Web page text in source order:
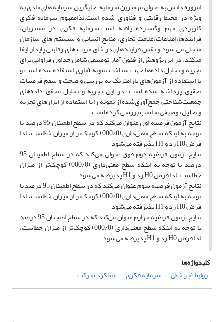
امروزه دانش به عنوان مهمترین سرمایه، جایگزین سرمایه های مادی به
ویژه در محیط رقابتی و فناوری شده است.لذامفهوم سرمایه فکری
کاربردی مهم وگسترده یافته است.سرمایه فکری در مشتریان،
فرایندها،اطلاعات،علامت تجاری، منابع انسانی و سیستم های سازمان
متجلی می شود و نقش فزایندهای در خلق مزیت های رقابتی پایدار ایفا
میکند. در این پژوهش از فنون آمار توصیفی شامل جداول فراوانی برای
تجزیه و تحلیل داده‌ها جهت شناخت نمونه آماری استفاده شده است و
با استفاده از آزمون‌های پارامتریک به بررسی و صحت و سقم فرضیات
تحقیق پرداخته شده است. در این تجزیه و تحلیل محقق داده‌های
جمعیت‌شناختی جمع‌آوری‌شده از نمونه را با استفاده از ابزارهای تجزیه
و تحلیل توصیفی مناسب بررسی کرده است.
نتایج آزمون فرضیه اول عنوان می‌کند که در سطح اطمینان 95 درصد با
توجه به اینکه سطح معنی‌داری (000/0) کوچک‌تر از میزان خطاست، لذا
فرض H0 رد و H1 پذیرفته می‌شود
نتایج آزمون فرضیه دوم فوق عنوان می‌کند که در سطح اطمینان 95
درصد با توجه به اینکه سطح معنی‌داری (000/0) کوچک‌تر از میزان
خطاست، لذا فرض H0 رد و H1 پذیرفته می‌شود
نتایج آزمون فرضیه سوم عنوان می‌کند که در سطح اطمینان 95 درصد با
توجه به اینکه سطح معنی‌داری (000/0) کوچک‌تر از میزان خطاست، لذا
فرض H0 رد و H1 پذیرفته می‌شود
نتایج آزمون فرضیه چهارم عنوان می‌کند که در سطح اطمینان 95 درصد
با توجه به اینکه سطح معنی‌داری (000/0) کوچک‌تر از میزان خطاست،
لذا فرض H0 رد و H1 پذیرفته می‌شود
کلیدواژه‌ها
روابط غیر خطی
سرمایه فکری عملکرد شرکت